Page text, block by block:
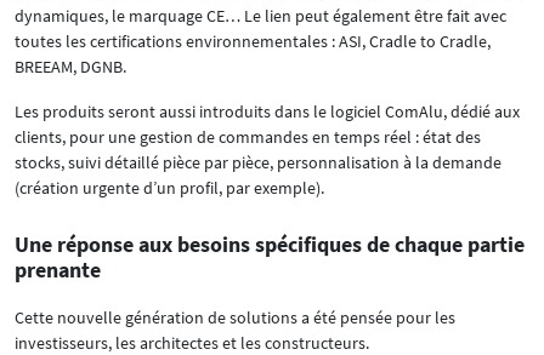
dynamiques, le marquage CE… Le lien peut également être fait avec
toutes les certifications environnementales : ASI, Cradle to Cradle,
BREEAM, DGNB.
Les produits seront aussi introduits dans le logiciel ComAlu, dédié aux
clients, pour une gestion de commandes en temps réel : état des
stocks, suivi détaillé pièce par pièce, personnalisation à la demande
(création urgente d’un profil, par exemple).
Une réponse aux besoins spécifiques de chaque partie
prenante
Cette nouvelle génération de solutions a été pensée pour les
investisseurs, les architectes et les constructeurs.